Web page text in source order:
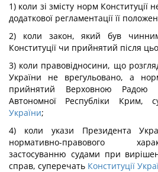
1) коли зі змісту норм Конституції
додаткової регламентації її
2) коли закон, який був
Конституції чи прийнятий після
3) коли правовідносини, що
України не врегульовано, а
прийнятий Верховною Радою
Автономної Республіки Крим,
України;
4) коли укази Президента
нормативно-правового
застосуванню судами при
справ, суперечать Конституції